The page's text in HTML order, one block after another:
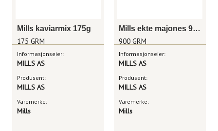
Mills kaviarmix 175g
175 GRM
Informasjonseier:
MILLS AS
Produsent:
MILLS AS
Varemerke:
Mills
Mills ekte majones 900g sprøytepose
900 GRM
Informasjonseier:
MILLS AS
Produsent:
MILLS AS
Varemerke:
Mills